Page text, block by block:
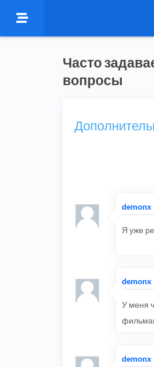
Часто
вопросы
demonx
Я уже
demonx
У меня
demonx